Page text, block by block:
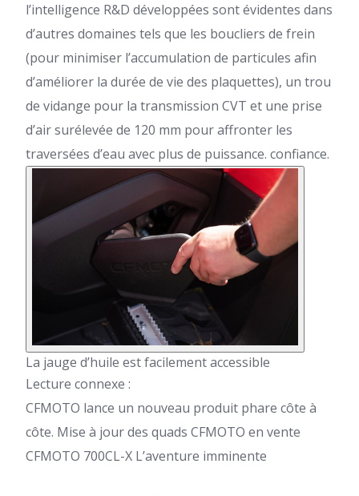
l’intelligence R&D développées sont évidentes dans
d’autres domaines tels que les boucliers de frein
(pour minimiser l’accumulation de particules afin
d’améliorer la durée de vie des plaquettes), un trou
de vidange pour la transmission CVT et une prise
d’air surélevée de 120 mm pour affronter les
traversées d’eau avec plus de puissance. confiance.
La jauge d’huile est facilement accessible
Lecture connexe :
CFMOTO lance un nouveau produit phare côte à
côte. Mise à jour des quads CFMOTO en vente
CFMOTO 700CL-X L’aventure imminente